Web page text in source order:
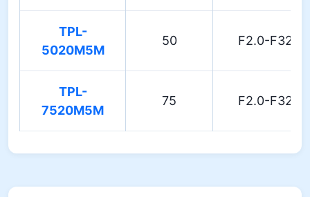
TPL-
5020M5M
50 F2.0-F32
TPL-
7520M5M
75 F2.0-F32